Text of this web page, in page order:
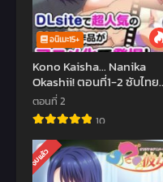
อนิเมะ15+
Kono Kaisha… Nanika
Okashii! ตอนที่1-2 ซับไทย
(จบ)
ตอนที่ 2
10
จบแล้ว